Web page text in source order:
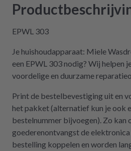
EPWL 303
Je huishoudapparaat: Miele
een EPWL 303 nodig? Wij helpen
voordelige en duurzame
Print de bestelbevestiging uit en
het pakket (alternatief kun je ook
bestelnummer bijvoegen). Zo kan
goederenontvangst de
bestelling koppelen en worden